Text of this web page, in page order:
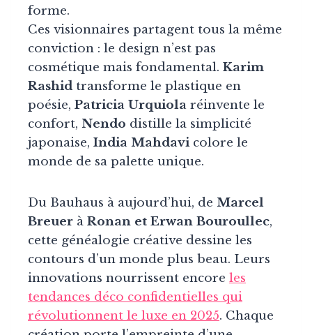
forme.
Ces visionnaires partagent tous la même
conviction : le design n’est pas
cosmétique mais fondamental. Karim
Rashid transforme le plastique en
poésie, Patricia Urquiola réinvente le
confort, Nendo distille la simplicité
japonaise, India Mahdavicolore le
monde de sa palette unique.
Du Bauhaus à aujourd’hui, de Marcel
Breuer à Ronan et Erwan Bouroullec,
cette généalogie créative dessine les
contours d’un monde plus beau. Leurs
innovations nourrissent encore les
tendances déco confidentielles qui
révolutionnent le luxe en 2025. Chaque